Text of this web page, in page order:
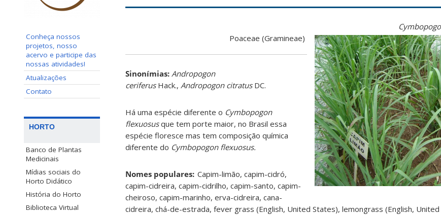
Conheça nossos
projetos, nosso
acervo e participe das
nossas atividades!
Atualizações
Contato
HORTO
Banco de Plantas
Medicinais
Mídias sociais do
Horto Didático
História do Horto
Biblioteca Virtual
Poaceae (Gramineae)
Sinonímias: Andropogon
ceriferusHack., Andropogon citratusDC.
Há uma espécie diferente o Cymbopogon
flexuosusque tem porte maior, no Brasil essa
espécie floresce mas tem composição química
diferente do Cymbopogon flexuosus.
Nomes populares: Capim-limão, capim-cidró,
capim-cidreira, capim-cidrilho, capim-santo, capim-
cheiroso, capim-marinho, erva-cidreira, cana-
cidreira, chá-de-estrada, fever grass (English, United States), lemongrass (English,